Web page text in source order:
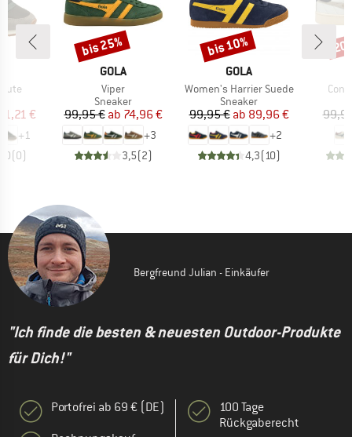
Preis
€
+1
(0)
MARKE
GOLA
Artikel
Viper
Produktgruppe
Sneaker
Preis
99,95 € reduzierter Preis
ab 74,96 €
+3
3,5(2)
Rabatt
bis 25%
MARKE
GOLA
Artikel
Women's Harrier Suede
Produktgruppe
Sneaker
Preis
99,95 € reduzierter Preis
ab 89,96 €
+2
4,3(10)
Rabatt
bis 10%
Bergfreund Julian - Einkäufer
"Ich finde die besten & neuesten Outdoor-Produkte
für Dich!"
Portofrei ab 69 € (DE)
100 Tage
Rückgaberecht